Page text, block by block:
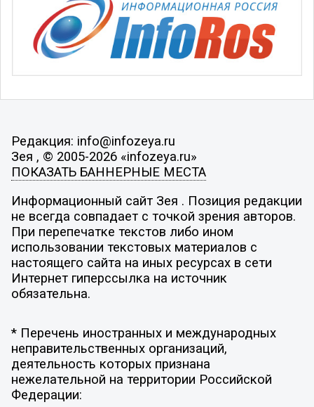
Редакция: info@infozeya.ru
Зея , © 2005-2026 «infozeya.ru»
ПОКАЗАТЬ БАННЕРНЫЕ МЕСТА
Информационный сайт Зея . Позиция редакции
не всегда совпадает с точкой зрения авторов.
При перепечатке текстов либо ином
использовании текстовых материалов с
настоящего сайта на иных ресурсах в сети
Интернет гиперссылка на источник
обязательна.
* Перечень иностранных и международных
неправительственных организаций,
деятельность которых признана
нежелательной на территории Российской
Федерации: